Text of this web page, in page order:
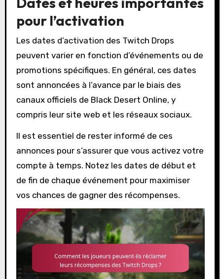
pour l’activation
Les dates d’activation des Twitch Drops
peuvent varier en fonction d’événements ou de
promotions spécifiques. En général, ces dates
sont annoncées à l’avance par le biais des
canaux officiels de Black Desert Online, y
compris leur site web et les réseaux sociaux.
Il est essentiel de rester informé de ces
annonces pour s’assurer que vous activez votre
compte à temps. Notez les dates de début et
de fin de chaque événement pour maximiser
vos chances de gagner des récompenses.